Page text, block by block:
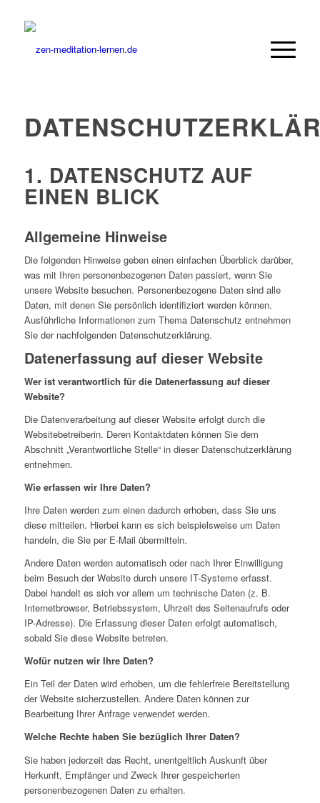
1. DATENSCHUTZ AUF
EINEN BLICK
Allgemeine Hinweise
Die folgenden Hinweise geben einen einfachen Überblick darüber,
was mit Ihren personenbezogenen Daten passiert, wenn Sie
unsere Website besuchen. Personenbezogene Daten sind alle
Daten, mit denen Sie persönlich identifiziert werden können.
Ausführliche Informationen zum Thema Datenschutz entnehmen
Sie der nachfolgenden Datenschutzerklärung.
Datenerfassung auf dieser Website
Wer ist verantwortlich für die Datenerfassung auf dieser
Website?
Die Datenverarbeitung auf dieser Website erfolgt durch die
Websitebetreiberin. Deren Kontaktdaten können Sie dem
Abschnitt „Verantwortliche Stelle“ in dieser Datenschutzerklärung
entnehmen.
Wie erfassen wir Ihre Daten?
Ihre Daten werden zum einen dadurch erhoben, dass Sie uns
diese mitteilen. Hierbei kann es sich beispielsweise um Daten
handeln, die Sie per E-Mail übermitteln.
Andere Daten werden automatisch oder nach Ihrer Einwilligung
beim Besuch der Website durch unsere IT-Systeme erfasst.
Dabei handelt es sich vor allem um technische Daten (z. B.
Internetbrowser, Betriebssystem, Uhrzeit des Seitenaufrufs oder
IP-Adresse). Die Erfassung dieser Daten erfolgt automatisch,
sobald Sie diese Website betreten.
Wofür nutzen wir Ihre Daten?
Ein Teil der Daten wird erhoben, um die fehlerfreie Bereitstellung
der Website sicherzustellen. Andere Daten können zur
Bearbeitung Ihrer Anfrage verwendet werden.
Welche Rechte haben Sie bezüglich Ihrer Daten?
Sie haben jederzeit das Recht, unentgeltlich Auskunft über
Herkunft, Empfänger und Zweck Ihrer gespeicherten
personenbezogenen Daten zu erhalten.